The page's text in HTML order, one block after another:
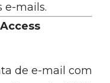
e-mails.
de e-mail com